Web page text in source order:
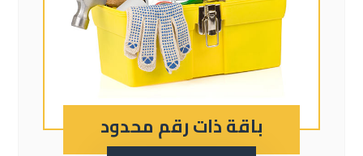
باقة ذات رقم محدود